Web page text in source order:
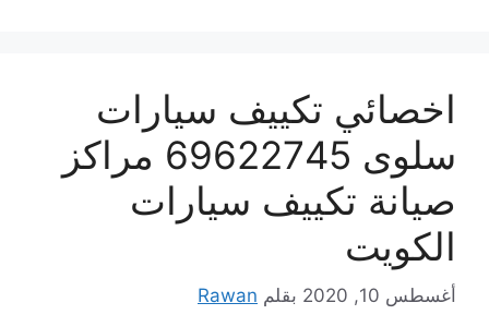
اخصائي تكييف سيارات
سلوى 69622745 مراكز
صيانة تكييف سيارات
الكويت
أغسطس 10, 2020 بقلم Rawan